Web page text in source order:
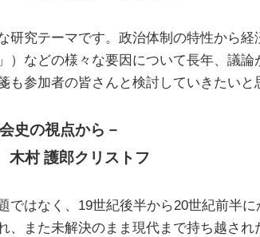
研究テーマです。政治体制の特性から
）などの様々な要因について長年、議
参加者の皆さんと検討していきたいと
史の視点から－
護郎クリストフ
ではなく、19世紀後半から20世紀前半
、また未解決のまま現代まで持ち越さ